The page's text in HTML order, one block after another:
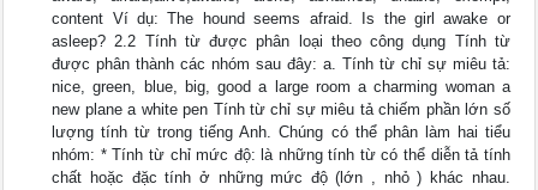
content Ví dụ: The hound seems afraid. Is the girl awake or
asleep? 2.2 Tính từ được phân loại theo công dụng Tính từ
được phân thành các nhóm sau đây: a. Tính từ chỉ sự miêu tả:
nice, green, blue, big, good a large room a charming woman a
new plane a white pen Tính từ chỉ sự miêu tả chiếm phần lớn số
lượng tính từ trong tiếng Anh. Chúng có thể phân làm hai tiểu
nhóm: * Tính từ chỉ mức độ: là những tính từ có thể diễn tả tính
chất hoặc đặc tính ở những mức độ (lớn , nhỏ ) khác nhau.